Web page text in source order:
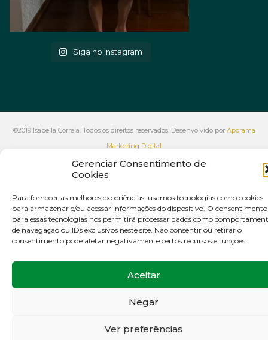
Gerenciar Consentimento de
Cookies
Para fornecer as melhores experiências, usamos tecnologias como cookies
para armazenar e/ou acessar informações do dispositivo. O consentimento
para essas tecnologias nos permitirá processar dados como
de navegação ou IDs exclusivos neste site. Não consentir ou retirar o
consentimento pode afetar negativamente certos recursos e funções.
Aceitar
Negar
Ver preferências
Siga no Instagram
©2019 Isabella Correia. Todos os direitos reservados. Desenvolvido por Aporama
Marketing Digital
VOLTAR AO INÍCIO